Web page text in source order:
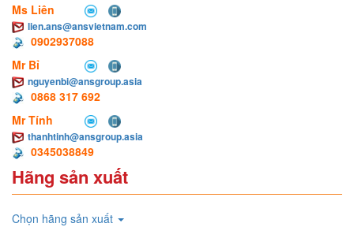
Ms Liên
lien.ans@ansvietnam.com
0902937088
Mr Bỉ
nguyenbi@ansgroup.asia
0868 317 692
Mr Tính
thanhtinh@ansgroup.asia
0345038849
Hãng sản xuất
Chọn hãng sản xuất